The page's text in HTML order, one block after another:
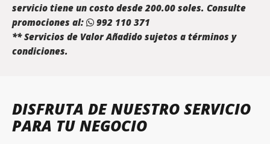
servicio tiene un costo desde 200.00 soles. Consulte
promociones al:
992 110 371
** Servicios de Valor Añadido sujetos a términos y
condiciones.
DISFRUTA DE NUESTRO SERVICIO
PARA TU NEGOCIO